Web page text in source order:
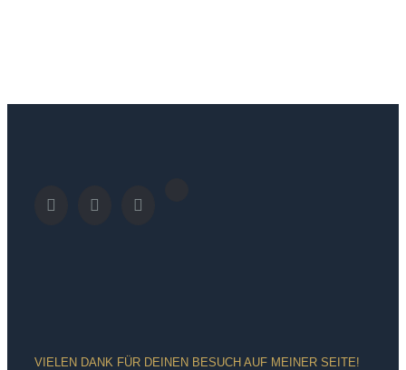
VIELEN DANK FÜR DEINEN BESUCH AUF MEINER SEITE!